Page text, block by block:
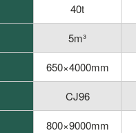
40t
5m³
650×4000mm
CJ96
800×9000mm